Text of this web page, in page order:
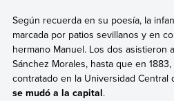
Según recuerda en su poesía, la
marcada por patios sevillanos y en
hermano Manuel. Los dos asistieron
Sánchez Morales, hasta que en
contratado en la Universidad Central
se mudó a la capital.